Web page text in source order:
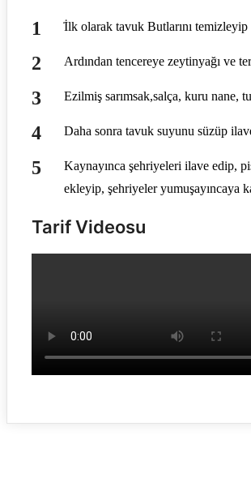
̇İlk olarak tavuk Butlarını temizleyip
Ardından tencereye zeytinyağı ve
Ezilmiş sarımsak,salça, kuru nane,
Daha sonra tavuk suyunu süzüp
Kaynayınca şehriyeleri ilave edip,
ekleyip, şehriyeler yumuşayıncaya
Tarif Videosu